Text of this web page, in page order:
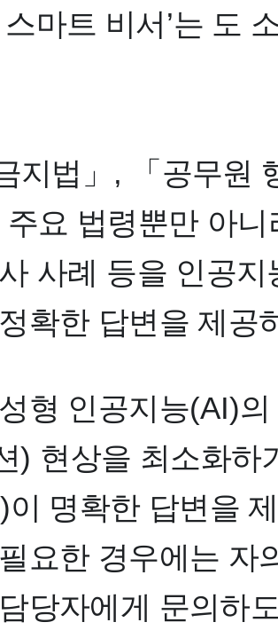
마트 비서’는 도
지법 」 , 「 공무원
주요 법령뿐만 아
사례 등을 인공지
확한 답변을 제공
형 인공지능(AI)
) 현상을 최소화하
이 명확한 답변을
요한 경우에는 자
당자에게 문의하